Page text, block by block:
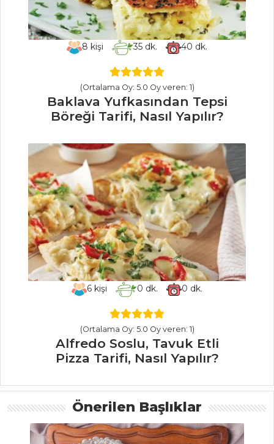
İçecekler Tüm
Tarifleri
YEMEKLERI
Karnabahar
Yapılır?
Zeytinyağlı
Kabak Dolması
Tarifi, Nasıl Yapılır?
Nohutlu
Bezelyeli Kısır
Tarifi, Nasıl Yapılır?
Sebze Yemekleri
Tüm Tarifleri
PILAV VE
MAKARNA
Tarifi, Nasıl Yapılır?
Brokolili Bulgur
Pilavı Tarifi, Nasıl
Yapılır?
8 kişi 35dk. 40 dk.
(Ortalama Oy: 5.0 Oy veren: 1)
Baklava Yufkasından Tepsi
Böreği Tarifi, Nasıl Yapılır?
6 kişi 0 dk. 0 dk.
(Ortalama Oy: 5.0 Oy veren: 1)
Alfredo Soslu, Tavuk Etli
Pizza Tarifi, Nasıl Yapılır?
Önerilen Başlıklar